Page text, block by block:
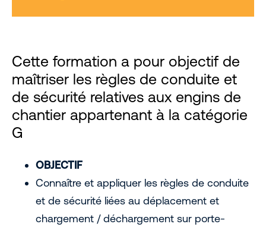
Cette formation a pour objectif de
maîtriser les règles de conduite et
de sécurité relatives aux engins de
chantier appartenant à la catégorie
G
OBJECTIF
Connaître et appliquer les règles de conduite
et de sécurité liées au déplacement et
chargement / déchargement sur porte-